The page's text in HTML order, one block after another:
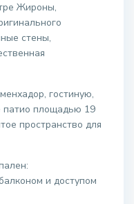
Жироны,
стены,
гостиную,
патио площадью 19
пространство для
и доступом